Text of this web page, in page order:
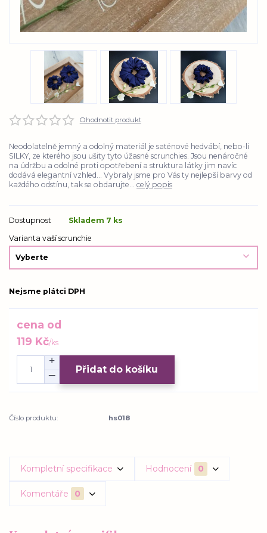
Ohodnotit produkt
Neodolatelně jemný a odolný materiál je saténové hedvábí, nebo-li
SILKY, ze kterého jsou ušity tyto úžasné scrunchies. Jsou nenáročné
na údržbu a odolné proti opotřebení a struktura látky jim navíc
dodává elegantní vzhled... Vybraly jsme pro Vás ty nejlepší barvy od
každého odstínu, tak se obdarujte... celý popis
Dostupnost
Skladem 7 ks
Varianta vaší scrunchie
Nejsme plátci DPH
cena od
119 Kč/ks
Přidat do košíku
Číslo produktu: hs018
Kompletní specifikace Hodnocení 0
Komentáře 0